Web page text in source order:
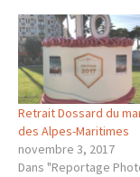
2017.
https://
/
2647059783452/
54439/
Retrait Dossard du
des Alpes-Maritimes
novembre 3, 2017
Dans "Reportage